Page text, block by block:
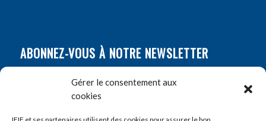
Gérer le consentement aux
cookies
ABONNEZ-VOUS À NOTRE NEWSLETTER
Prénom*